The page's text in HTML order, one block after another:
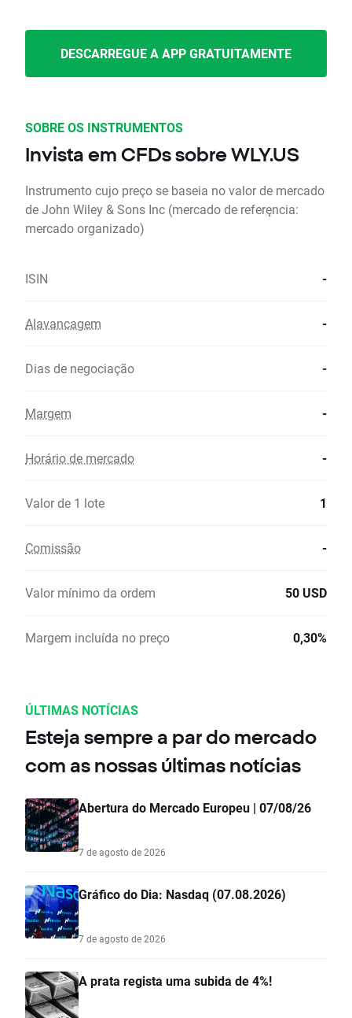
DESCARREGUE A APP GRATUITAMENTE
SOBRE OS INSTRUMENTOS
Invista em CFDs sobre WLY.US
Instrumento cujo preço se baseia no valor de mercado
de John Wiley & Sons Inc (mercado de referęncia:
mercado organizado)
ISIN -
Alavancagem -
Dias de negociação -
Margem -
Horário de mercado -
Valor de 1 lote 1
Comissão -
Valor mínimo da ordem 50 USD
Margem incluída no preço 0,30%
ÚLTIMAS NOTÍCIAS
Esteja sempre a par do mercado
com as nossas últimas notícias
Abertura do Mercado Europeu | 07/08/26
7 de agosto de 2026
Gráfico do Dia: Nasdaq (07.08.2026)
7 de agosto de 2026
A prata regista uma subida de 4%!